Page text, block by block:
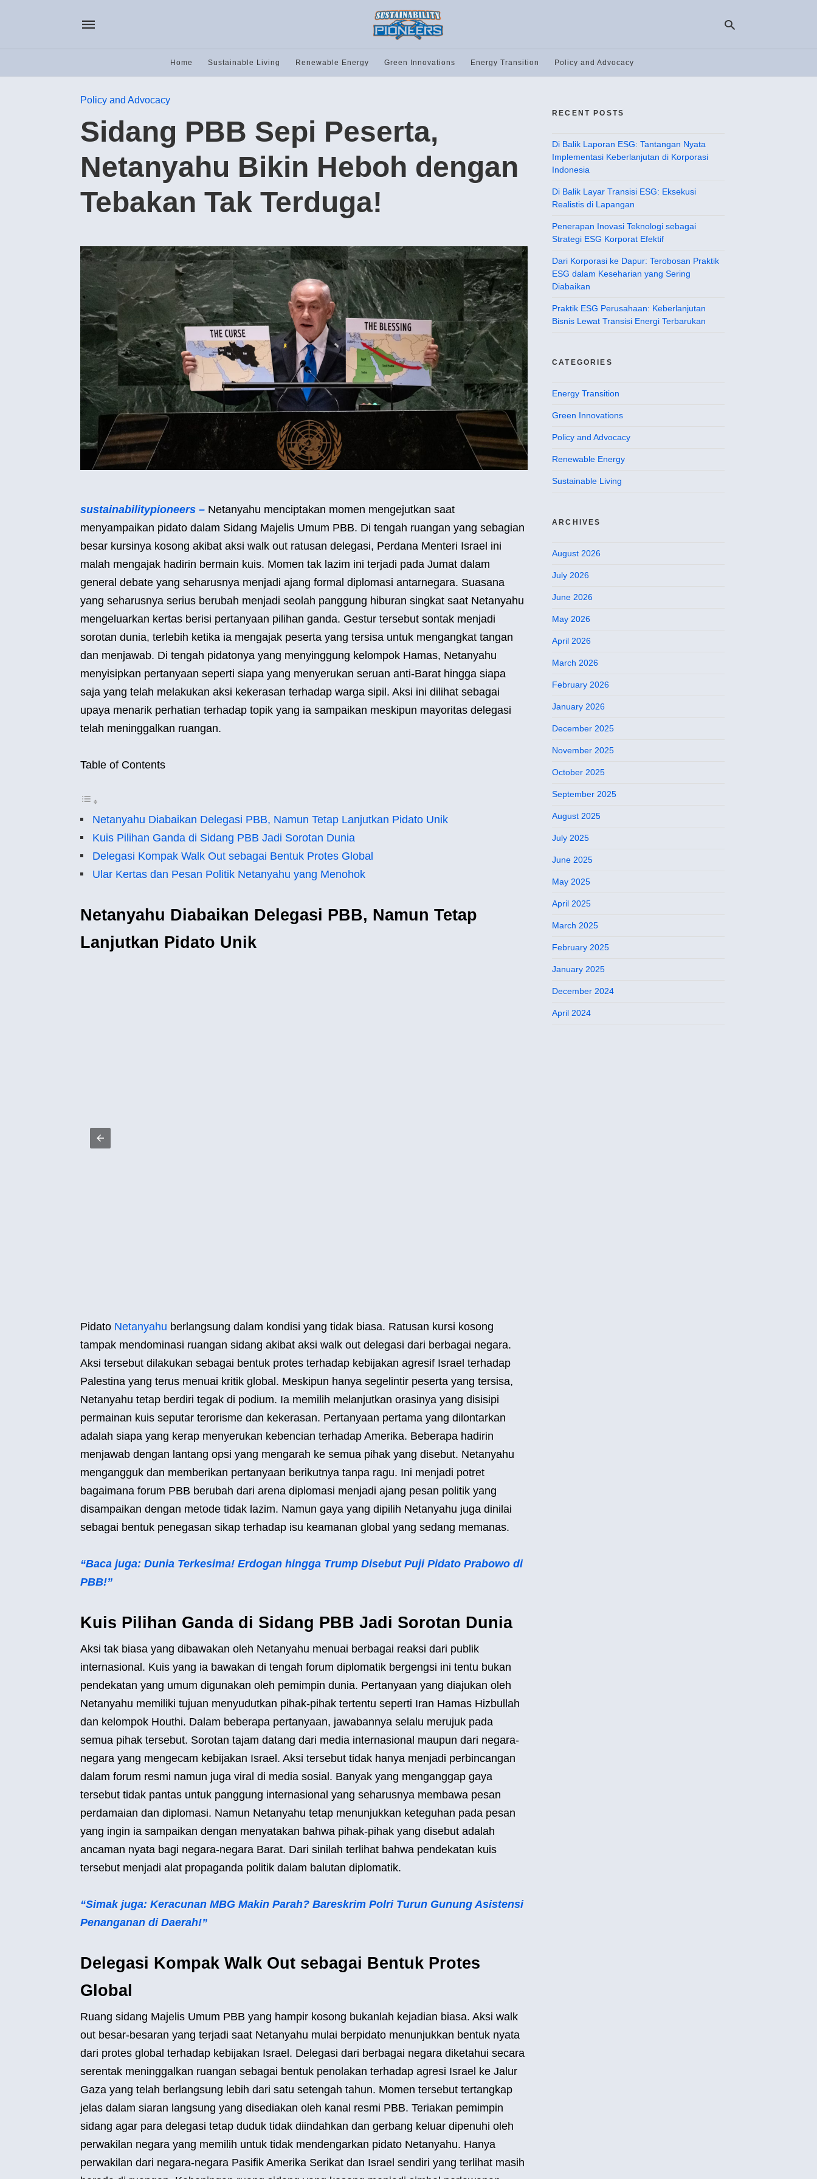
Home Sustainable Living Renewable Energy Green Innovations Energy Transition Policy and Advocacy
Policy and Advocacy
Sidang PBB Sepi Peserta,
Netanyahu Bikin Heboh dengan
Tebakan Tak Terduga!
sustainabilitypioneers – Netanyahu menciptakan momen mengejutkan saat
menyampaikan pidato dalam Sidang Majelis Umum PBB. Di tengah ruangan yang sebagian
besar kursinya kosong akibat aksi walk out ratusan delegasi, Perdana Menteri Israel ini
malah mengajak hadirin bermain kuis. Momen tak lazim ini terjadi pada Jumat dalam
general debate yang seharusnya menjadi ajang formal diplomasi antarnegara. Suasana
yang seharusnya serius berubah menjadi seolah panggung hiburan singkat saat Netanyahu
mengeluarkan kertas berisi pertanyaan pilihan ganda. Gestur tersebut sontak menjadi
sorotan dunia, terlebih ketika ia mengajak peserta yang tersisa untuk mengangkat tangan
dan menjawab. Di tengah pidatonya yang menyinggung kelompok Hamas, Netanyahu
menyisipkan pertanyaan seperti siapa yang menyerukan seruan anti-Barat hingga siapa
saja yang telah melakukan aksi kekerasan terhadap warga sipil. Aksi ini dilihat sebagai
upaya menarik perhatian terhadap topik yang ia sampaikan meskipun mayoritas delegasi
telah meninggalkan ruangan.
Table of Contents
Netanyahu Diabaikan Delegasi PBB, Namun Tetap Lanjutkan Pidato Unik
Kuis Pilihan Ganda di Sidang PBB Jadi Sorotan Dunia
Delegasi Kompak Walk Out sebagai Bentuk Protes Global
Ular Kertas dan Pesan Politik Netanyahu yang Menohok
Netanyahu Diabaikan Delegasi PBB, Namun Tetap
Lanjutkan Pidato Unik
Pidato Netanyahu berlangsung dalam kondisi yang tidak biasa. Ratusan kursi kosong
tampak mendominasi ruangan sidang akibat aksi walk out delegasi dari berbagai negara.
Aksi tersebut dilakukan sebagai bentuk protes terhadap kebijakan agresif Israel terhadap
Palestina yang terus menuai kritik global. Meskipun hanya segelintir peserta yang tersisa,
Netanyahu tetap berdiri tegak di podium. Ia memilih melanjutkan orasinya yang disisipi
permainan kuis seputar terorisme dan kekerasan. Pertanyaan pertama yang dilontarkan
adalah siapa yang kerap menyerukan kebencian terhadap Amerika. Beberapa hadirin
menjawab dengan lantang opsi yang mengarah ke semua pihak yang disebut. Netanyahu
mengangguk dan memberikan pertanyaan berikutnya tanpa ragu. Ini menjadi potret
bagaimana forum PBB berubah dari arena diplomasi menjadi ajang pesan politik yang
disampaikan dengan metode tidak lazim. Namun gaya yang dipilih Netanyahu juga dinilai
sebagai bentuk penegasan sikap terhadap isu keamanan global yang sedang memanas.
“Baca juga: Dunia Terkesima! Erdogan hingga Trump Disebut Puji Pidato Prabowo di
PBB!”
Kuis Pilihan Ganda di Sidang PBB Jadi Sorotan Dunia
Aksi tak biasa yang dibawakan oleh Netanyahu menuai berbagai reaksi dari publik
internasional. Kuis yang ia bawakan di tengah forum diplomatik bergengsi ini tentu bukan
pendekatan yang umum digunakan oleh pemimpin dunia. Pertanyaan yang diajukan oleh
Netanyahu memiliki tujuan menyudutkan pihak-pihak tertentu seperti Iran Hamas Hizbullah
dan kelompok Houthi. Dalam beberapa pertanyaan, jawabannya selalu merujuk pada
semua pihak tersebut. Sorotan tajam datang dari media internasional maupun dari negara-
negara yang mengecam kebijakan Israel. Aksi tersebut tidak hanya menjadi perbincangan
dalam forum resmi namun juga viral di media sosial. Banyak yang menganggap gaya
tersebut tidak pantas untuk panggung internasional yang seharusnya membawa pesan
perdamaian dan diplomasi. Namun Netanyahu tetap menunjukkan keteguhan pada pesan
yang ingin ia sampaikan dengan menyatakan bahwa pihak-pihak yang disebut adalah
ancaman nyata bagi negara-negara Barat. Dari sinilah terlihat bahwa pendekatan kuis
tersebut menjadi alat propaganda politik dalam balutan diplomatik.
“Simak juga: Keracunan MBG Makin Parah? Bareskrim Polri Turun Gunung Asistensi
Penanganan di Daerah!”
Delegasi Kompak Walk Out sebagai Bentuk Protes
Global
Ruang sidang Majelis Umum PBB yang hampir kosong bukanlah kejadian biasa. Aksi walk
out besar-besaran yang terjadi saat Netanyahu mulai berpidato menunjukkan bentuk nyata
dari protes global terhadap kebijakan Israel. Delegasi dari berbagai negara diketahui secara
serentak meninggalkan ruangan sebagai bentuk penolakan terhadap agresi Israel ke Jalur
Gaza yang telah berlangsung lebih dari satu setengah tahun. Momen tersebut tertangkap
jelas dalam siaran langsung yang disediakan oleh kanal resmi PBB. Teriakan pemimpin
sidang agar para delegasi tetap duduk tidak diindahkan dan gerbang keluar dipenuhi oleh
perwakilan negara yang memilih untuk tidak mendengarkan pidato Netanyahu. Hanya
perwakilan dari negara-negara Pasifik Amerika Serikat dan Israel sendiri yang terlihat masih
RECENT POSTS
Di Balik Laporan ESG: Tantangan Nyata
Implementasi Keberlanjutan di Korporasi
Indonesia
Di Balik Layar Transisi ESG: Eksekusi
Realistis di Lapangan
Penerapan Inovasi Teknologi sebagai
Strategi ESG Korporat Efektif
Dari Korporasi ke Dapur: Terobosan Praktik
ESG dalam Keseharian yang Sering
Diabaikan
Praktik ESG Perusahaan: Keberlanjutan
Bisnis Lewat Transisi Energi Terbarukan
CATEGORIES
Energy Transition
Green Innovations
Policy and Advocacy
Renewable Energy
Sustainable Living
ARCHIVES
August 2026
July 2026
June 2026
May 2026
April 2026
March 2026
February 2026
January 2026
December 2025
November 2025
October 2025
September 2025
August 2025
July 2025
June 2025
May 2025
April 2025
March 2025
February 2025
January 2025
December 2024
April 2024